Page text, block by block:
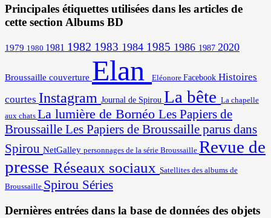
Principales étiquettes utilisées dans les articles de
cette section Albums BD
1979 1980 1981 1982 1983 1984 1985 1986 1987 2020
Broussaille couverture Elan Eléonore Facebook Histoires
courtes Instagram Journal de Spirou La bête La chapelle
aux chats La lumière de Bornéo Les Papiers de
Broussaille Les Papiers de Broussaille parus dans
Spirou NetGalley personnages de la série Broussaille Revue de
presse Réseaux sociaux Satellites des albums de
Broussaille Spirou Séries
Dernières entrées dans la base de données des objets